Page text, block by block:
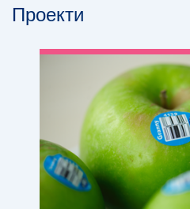
Проекти